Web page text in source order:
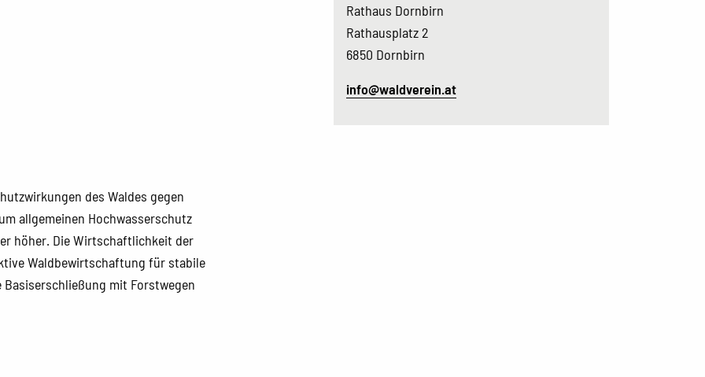
des Waldes gegen
allgemeinen Hochwasserschutz
höher. Die Wirtschaftlichkeit der
Waldbewirtschaftung für stabile
mit Forstwegen
Rathaus Dornbirn
Rathausplatz 2
6850 Dornbirn
info@waldverein.at